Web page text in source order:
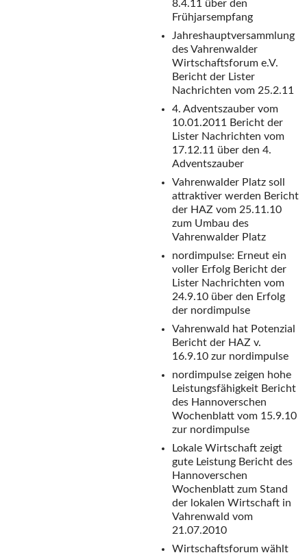
8.4.11 über den
Frühjarsempfang
Jahreshauptversammlung
des Vahrenwalder
Wirtschaftsforum e.V.
Bericht der Lister
Nachrichten vom 25.2.11
4. Adventszauber vom
10.01.2011
Bericht der
Lister Nachrichten vom
17.12.11 über den 4.
Adventszauber
Vahrenwalder Platz soll
attraktiver werden Bericht
der HAZ vom 25.11.10
zum Umbau des
Vahrenwalder Platz
nordimpulse: Erneut ein
voller Erfolg Bericht der
Lister Nachrichten vom
24.9.10 über den Erfolg
der nordimpulse
Vahrenwald hat Potenzial
Bericht der HAZ v.
16.9.10 zur nordimpulse
nordimpulse zeigen hohe
Leistungsfähigkeit Bericht
des Hannoverschen
Wochenblatt vom 15.9.10
zur nordimpulse
Lokale Wirtschaft zeigt
gute Leistung Bericht des
Hannoverschen
Wochenblatt zum Stand
der lokalen Wirtschaft in
Vahrenwald vom
21.07.2010
Wirtschaftsforum wählt